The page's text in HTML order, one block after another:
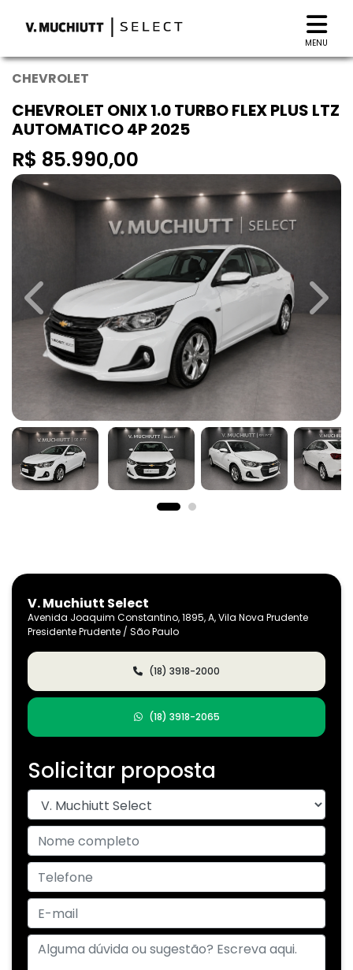
MENU
CHEVROLET
CHEVROLET ONIX 1.0 TURBO FLEX PLUS LTZ
AUTOMATICO 4P 2025
R$ 85.990,00
Previous Next
V. Muchiutt Select
Avenida Joaquim Constantino, 1895, A, Vila Nova Prudente
Presidente Prudente / São Paulo
(18) 3918-2000
(18) 3918-2065
Solicitar proposta